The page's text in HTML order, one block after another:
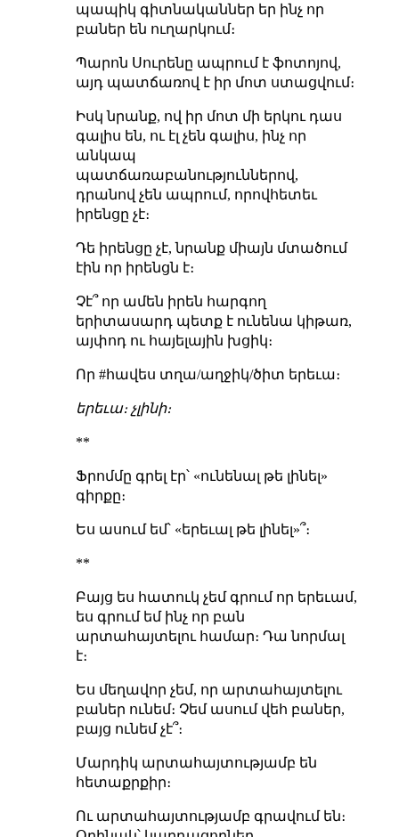
պապիկ գիտնականներ եր ինչ որ
բաներ են ուղարկում։
Պարոն Սուրենը ապրում է ֆոտոյով,
այդ պատճառով է իր մոտ ստացվում։
Իսկ նրանք, ով իր մոտ մի երկու դաս
գալիս են, ու էլ չեն գալիս, ինչ որ
անկապ
պատճառաբանություններով,
դրանով չեն ապրում, որովհետեւ
իրենցը չէ։
Դե իրենցը չէ, նրանք միայն մտածում
էին որ իրենցն է։
Չէ՞ որ ամեն իրեն հարգող
երիտասարդ պետք է ունենա կիթառ,
այփոդ ու հայելային խցիկ։
Որ #հավես տղա/աղջիկ/ծիտ երեւա։
երեւա։ չլինի։
**
Ֆրոմմը գրել էր՝ «ունենալ թե լինել»
գիրքը։
Ես ասում եմ՝ «երեւալ թե լինել»՞։
**
Բայց ես հատուկ չեմ գրում որ երեւամ,
ես գրում եմ ինչ որ բան
արտահայտելու համար։ Դա նորմալ
է։
Ես մեղավոր չեմ, որ արտահայտելու
բաներ ունեմ։ Չեմ ասում վեհ բաներ,
բայց ունեմ չէ՞։
Մարդիկ արտահայտությամբ են
հետաքրքիր։
Ու արտահայտությամբ գրավում են։